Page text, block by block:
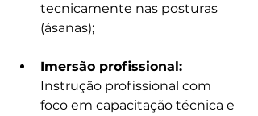
tecnicamente nas posturas
(ásanas);
Imersão profissional:
Instrução profissional com
foco em capacitação técnica e